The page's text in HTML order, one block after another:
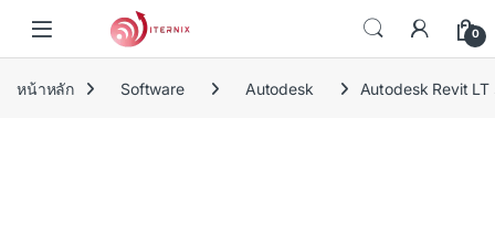
0
หน้าหลัก Software Autodesk Autodesk Revit